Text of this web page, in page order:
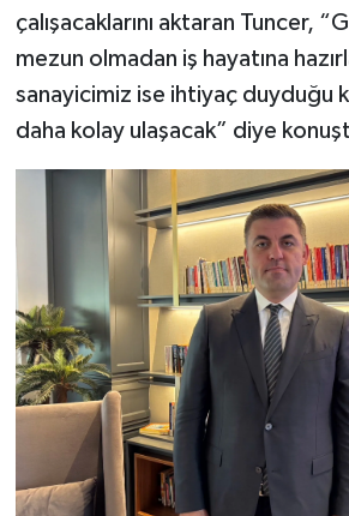
çalışacaklarını aktaran Tuncer,
mezun olmadan iş hayatına
sanayicimiz ise ihtiyaç duyduğu
daha kolay ulaşacak” diye